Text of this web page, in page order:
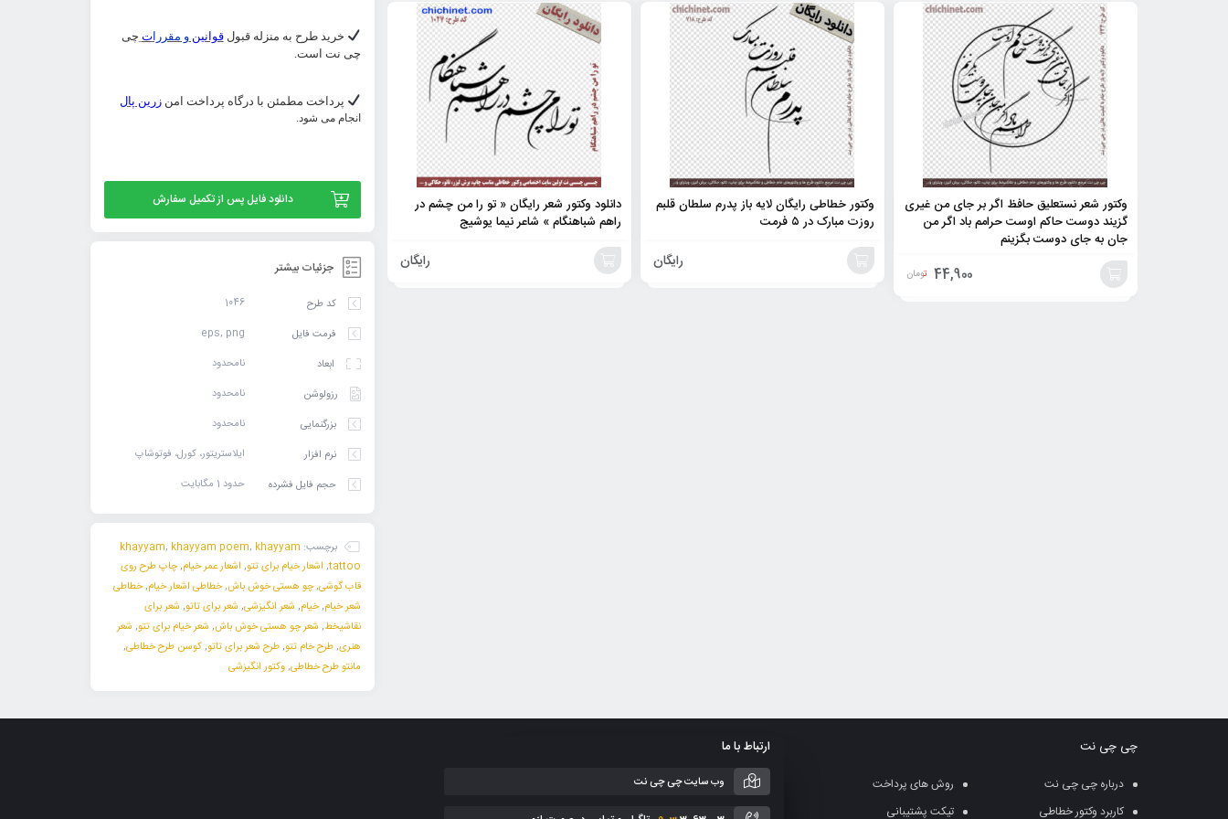
وکتور شعر نستعلیق حافظ اگر بر جای من غیری
گزیند دوست حاکم اوست حرامم باد اگر من
جان به جای دوست بگزینم
44,900 تومان
وکتور خطاطی رایگان لایه باز پدرم سلطان قلبم
روزت مبارک در ۵ فرمت
رایگان
دانلود وکتور شعر رایگان « تو را من چشم در
راهم شباهنگام » شاعر نیما یوشیج
رایگان
وکتور خطاطی پدر ای تندیس جاودانه ایثار و
فداکاری روزت مبارک در ۵ فرمت
افزودن
به
سبد
خرید طرح به منزله قبول قوانینو مقررات چی
چی نت است.
پرداخت مطمئن با درگاه پرداخت امن زرین پال
انجام می شود.
دانلود فایل پس از تکمیل سفارش
جزئیات بیشتر
کد طرح
1046
فرمت فایل
eps, png
ابعاد
نامحدود
رزولوشن
نامحدود
بزرگنمایی
نامحدود
نرم افزار
ایلاستریتور، کورل، فوتوشاپ
حجم فایل فشرده
حدود 1 مگابایت
برچسب: khayyam, khayyam poem, khayyam
tattoo
, اشعار خیام برای تتو, اشعار عمر خیام,چاپ طرح روی
قاب گوشی,چو هستی خوش باش,خطاطی اشعار خیام,خطاطی
شعر خیام,خیام, شعر انگیزشی, شعر برای تاتو, شعر برای
نقاشیخط, شعر چو هستی خوش باش, شعر خیام برای تتو, شعر
هنری,طرح خام تتو,طرح شعر برای تاتو,کوسن طرح خطاطی,
مانتو طرح خطاطی,وکتور انگیزشی
چی چی نت
درباره چی چی نت
روش های پرداخت
کاربرد وکتور خطاطی
تیکت پشتیبانی
ارتباط با ما
وب سایت چی چی نت